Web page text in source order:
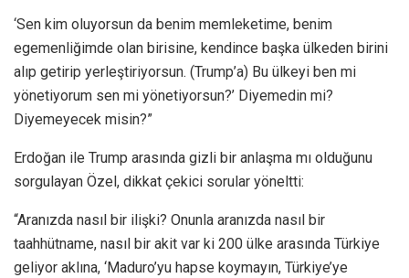
‘Sen kim oluyorsun da benim memleketime, benim
egemenliğimde olan birisine, kendince başka ülkeden birini
alıp getirip yerleştiriyorsun. (Trump’a) Bu ülkeyi ben mi
yönetiyorum sen mi yönetiyorsun?’ Diyemedin mi?
Diyemeyecek misin?”
Erdoğan ile Trump arasında gizli bir anlaşma mı olduğunu
sorgulayan Özel, dikkat çekici sorular yöneltti:
“Aranızda nasıl bir ilişki? Onunla aranızda nasıl bir
taahhütname, nasıl bir akit var ki 200 ülke arasında Türkiye
geliyor aklına, ‘Maduro’yu hapse koymayın, Türkiye’ye